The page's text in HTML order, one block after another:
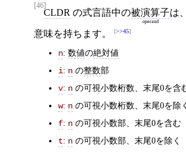
[46]
CLDR の式言語中の被演算子
operand
は
意味を持ちます。 >>45
n: 数値の絶対値
i: n の整数部
v: n の可視小数桁数、末尾0を含
w: n の可視小数桁数、末尾0を除く
f: n の可視小数部、末尾0を含む
t: n の可視小数部、末尾0を除く